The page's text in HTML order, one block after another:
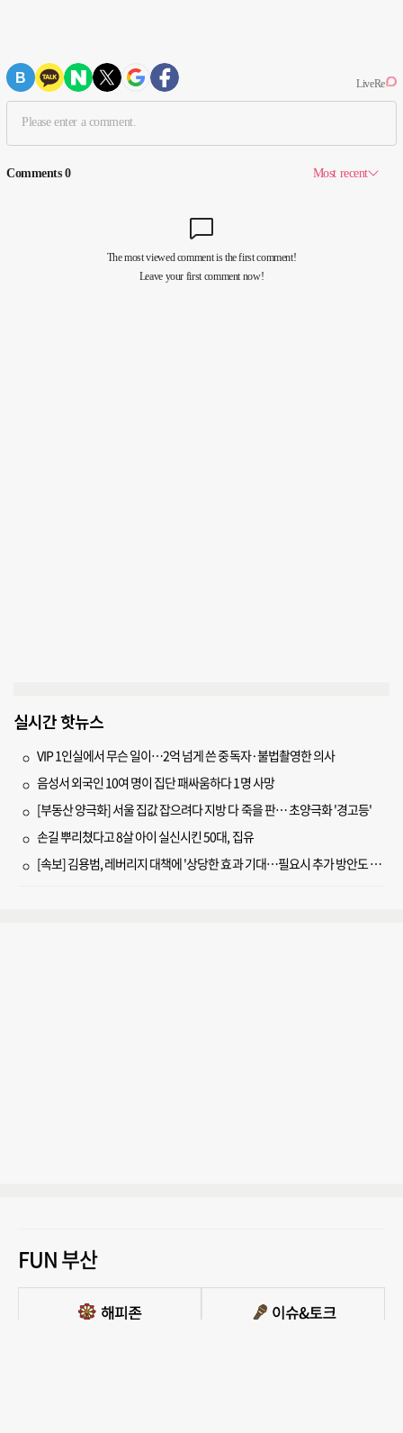
실시간 핫뉴스
VIP 1인실에서 무슨 일이…2억 넘게 쓴 중독자·불법촬영한 의사
음성서 외국인 10여 명이 집단 패싸움하다 1명 사망
[부동산 양극화] 서울 집값 잡으려다 지방 다 죽을 판… 초양극화 '경고등'
손길 뿌리쳤다고 8살 아이 실신시킨 50대, 집유
[속보] 김용범, 레버리지 대책에 '상당한 효과 기대…필요시 추가 방안도 검토'
FUN 부산